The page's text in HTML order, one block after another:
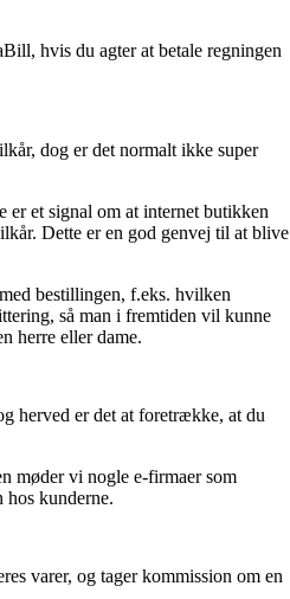
hvis du agter at betale regningen
dog er det normalt ikke super
et signal om at internet butikken
Dette er en god genvej til at blive
bestillingen, f.eks. hvilken
så man i fremtiden vil kunne
herre eller dame.
herved er det at foretrække, at du
møder vi nogle e-firmaer som
kunderne.
varer, og tager kommission om en